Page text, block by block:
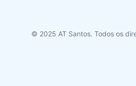
© 2025 AT Santos. Todos os